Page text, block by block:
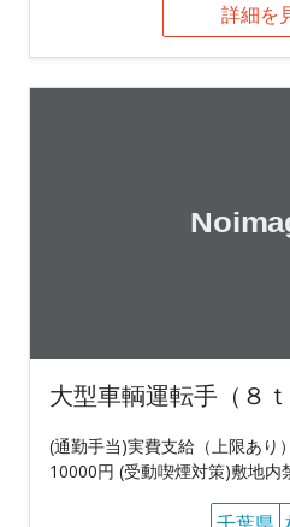
詳細を
大型車輌運転手（８ｔ
(通勤手当)実費支給（上限あり
10000円 (受動喫煙対策)敷地内